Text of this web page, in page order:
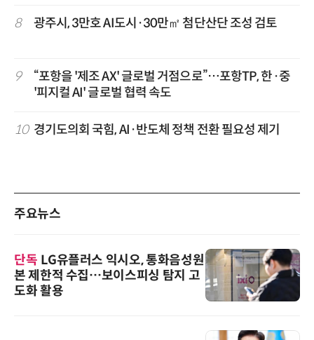
8 광주시, 3만호 AI도시·30만㎡ 첨단산단 조성 검토
9
“포항을 '제조 AX' 글로벌 거점으로”…포항TP, 한·중
'피지컬 AI' 글로벌 협력 속도
10 경기도의회 국힘, AI·반도체 정책 전환 필요성 제기
주요뉴스
단독 LG유플러스 익시오, 통화음성원
본 제한적 수집…보이스피싱 탐지 고
도화 활용